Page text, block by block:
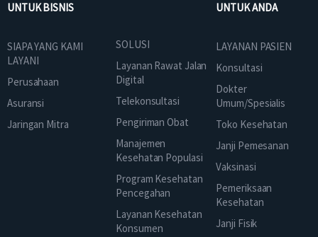
UNTUK BISNIS
SIAPA YANG KAMI
LAYANI
Perusahaan
Asuransi
Jaringan Mitra
SOLUSI
Layanan Rawat Jalan
Digital
Telekonsultasi
Pengiriman Obat
Manajemen
Kesehatan Populasi
Program Kesehatan
Pencegahan
Layanan Kesehatan
Konsumen
UNTUK ANDA
LAYANAN PASIEN
Konsultasi
Dokter
Umum/Spesialis
Toko Kesehatan
Janji Pemesanan
Vaksinasi
Pemeriksaan
Kesehatan
Janji Fisik